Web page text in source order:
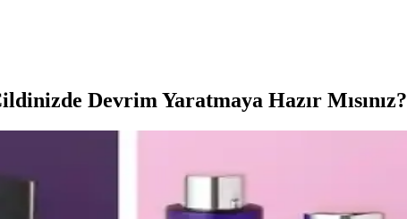
Devrim Yaratmaya Hazır Mısınız?